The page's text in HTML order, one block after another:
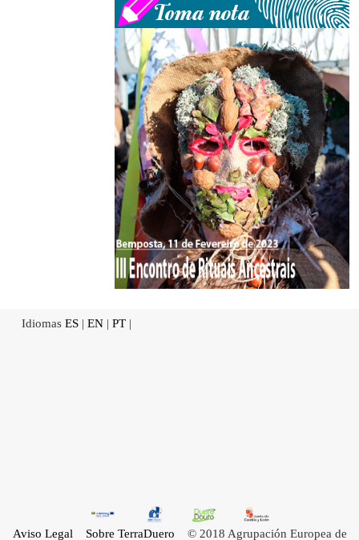
Idiomas ES | EN | PT |
Aviso Legal Sobre TerraDuero © 2018 Agrupación Europea de